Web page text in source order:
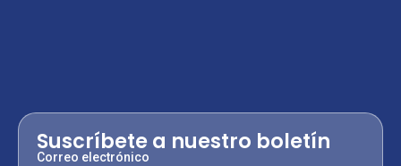
Suscríbete a nuestro boletín
Correo electrónico